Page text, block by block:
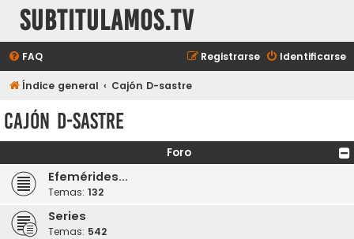
subtitulamos.tv
FAQ Identificarse
Registrarse
Índice general Cajón D-sastre
Cajón D-sastre
Foro
Efemérides...
Temas: 132
Series
Temas: 542